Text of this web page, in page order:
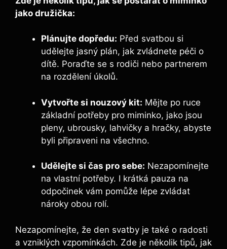
jako družička:
Plánujte dopředu: Před ⁢svatbou si
udělejte jasný plán, jak zvládnete ⁢péči o
dítě.⁤ Poraďte se s⁤ rodiči‍ nebo ​partnerem
na rozdělení úkolů.
Vytvořte si ⁣nouzový‍ kit: Mějte po ruce
základní potřeby pro‍ miminko, jako ‍jsou
pleny, ubrousky, lahvičky a hračky, abyste
‍byli⁢ připraveni⁤ na všechno.
Udělejte si čas pro sebe: Nezapomínejte
na vlastní​ potřeby. I krátká pauza na
odpočinek vám pomůže lépe ⁤zvládat⁤
nároky obou⁤ rolí.
Nezapomínejte, že den svatby je⁣ také o‌ radosti
a vzniklých vzpomínkách. Zde je několik⁢ tipů, jak